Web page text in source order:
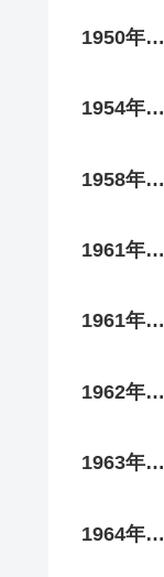
1950年…
1954年…
1958年…
1961年…
1961年…
1962年…
1963年…
1964年…